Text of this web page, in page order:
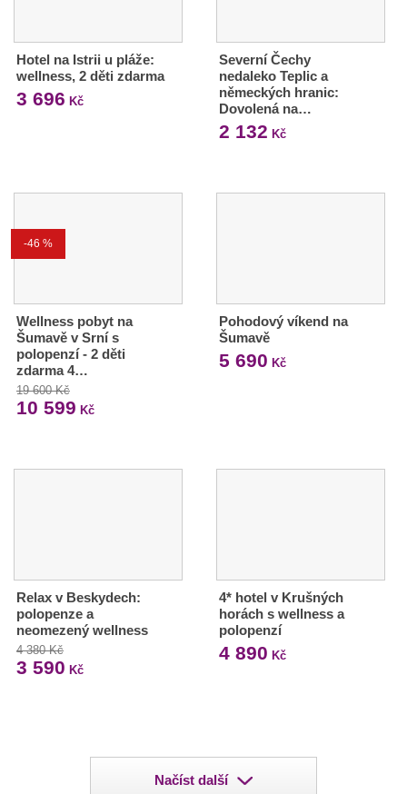
Hotel na Istrii u pláže:
wellness, 2 děti zdarma
3 696 Kč
Severní Čechy
nedaleko Teplic a
německých hranic:
Dovolená na…
2 132 Kč
-46 %
Wellness pobyt na
Šumavě v Srní s
polopenzí - 2 děti
zdarma 4…
19 600 Kč
10 599 Kč
Pohodový víkend na
Šumavě
5 690 Kč
Relax v Beskydech:
polopenze a
neomezený wellness
4 380 Kč
3 590 Kč
4* hotel v Krušných
horách s wellness a
polopenzí
4 890 Kč
Načíst další